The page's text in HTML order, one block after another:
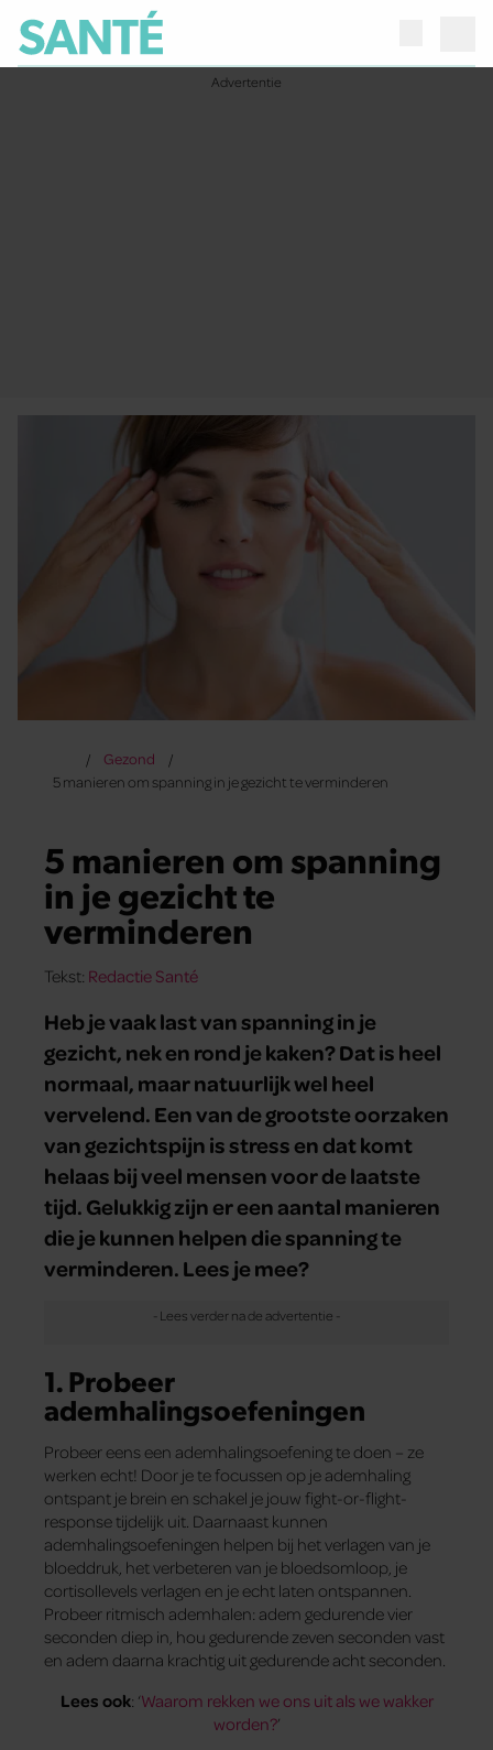
Gezond
5 manieren om spanning in je gezicht te verminderen
5 manieren om spanning
in je gezicht te
verminderen
Tekst: Redactie Santé
Heb je vaak last van spanning in je
gezicht, nek en rond je kaken? Dat is heel
normaal, maar natuurlijk wel heel
vervelend. Een van de grootste oorzaken
van gezichtspijn is stress en dat komt
helaas bij veel mensen voor de laatste
tijd. Gelukkig zijn er een aantal manieren
die je kunnen helpen die spanning te
verminderen. Lees je mee?
1. Probeer
ademhalingsoefeningen
Probeer eens een ademhalingsoefening te doen – ze
werken echt! Door je te focussen op je ademhaling
ontspant je brein en schakel je jouw fight-or-flight-
response tijdelijk uit. Daarnaast kunnen
ademhalingsoefeningen helpen bij het verlagen van je
bloeddruk, het verbeteren van je bloedsomloop, je
cortisollevels verlagen en je echt laten ontspannen.
Probeer ritmisch ademhalen: adem gedurende vier
seconden diep in, hou gedurende zeven seconden vast
en adem daarna krachtig uit gedurende acht seconden.
Lees ook: ‘Waarom rekken we ons uit als we wakker
worden?’